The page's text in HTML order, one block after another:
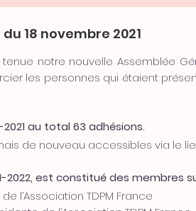
18 novembre 2021
notre nouvelle Assemblée
les personnes qui étaient
au total 63 adhésions.
de nouveau accessibles via le
2022, est constitué des membres
l’Association TDPM France